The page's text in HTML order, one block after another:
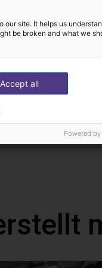
10 PC or from
With the
also connect a
robot runs
site. It helps us
be broken and what we
Accept all
Powered by